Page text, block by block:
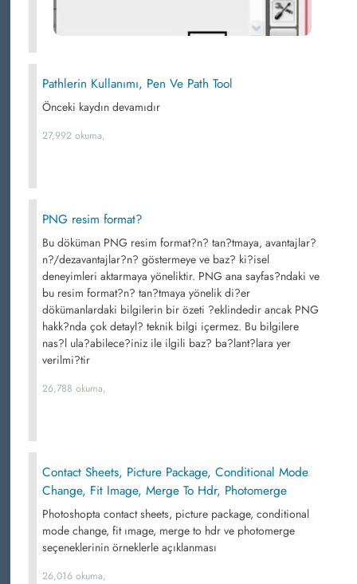
Pathlerin Kullanımı, Pen Ve Path Tool
Önceki kaydın devamıdır
27,992 okuma,
PNG resim format?
Bu döküman PNG resim format?n? tan?tmaya, avantajlar?
n?/dezavantajlar?n? göstermeye ve baz? ki?isel
deneyimleri aktarmaya yöneliktir. PNG ana sayfas?ndaki ve
bu resim format?n? tan?tmaya yönelik di?er
dökümanlardaki bilgilerin bir özeti ?eklindedir ancak PNG
hakk?nda çok detayl? teknik bilgi içermez. Bu bilgilere
nas?l ula?abilece?iniz ile ilgili baz? ba?lant?lara yer
verilmi?tir
26,788 okuma,
Contact Sheets, Picture Package, Conditional Mode
Change, Fit Image, Merge To Hdr, Photomerge
Photoshopta contact sheets, picture package, conditional
mode change, fit ımage, merge to hdr ve photomerge
seçeneklerinin örneklerle açıklanması
26,016 okuma,